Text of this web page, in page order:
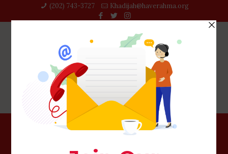
(202) 743-3727‬ Khadijah@haverahma.org